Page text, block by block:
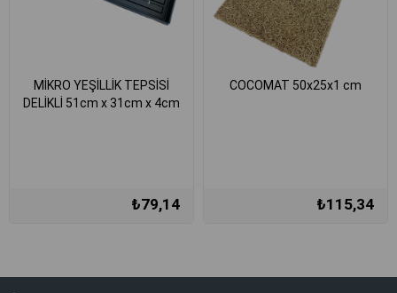
MİKRO YEŞİLLİK TEPSİSİ
DELİKLİ 51cm x 31cm x 4cm
₺79,14
COCOMAT 50x25x1 cm
₺115,34